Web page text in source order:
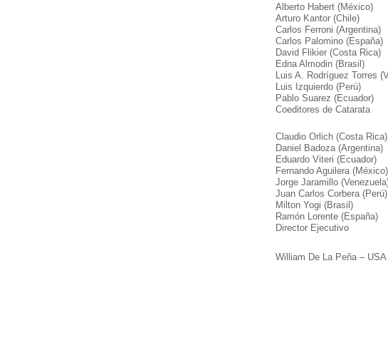
Alberto Habert (México)
Arturo Kantor (Chile)
Carlos Ferroni (Argentina)
Carlos Palomino (España)
David Flikier (Costa Rica)
Edna Almodin (Brasil)
Luis A. Rodríguez Torres
Luis Izquierdo (Perú)
Pablo Suarez (Ecuador)
Coeditores de Catarata
Claudio Orlich (Costa Rica)
Daniel Badoza (Argentina)
Eduardo Viteri (Ecuador)
Fernando Aguilera (México)
Jorge Jaramillo
Juan Carlos Corbera (Perú)
Milton Yogi (Brasil)
Ramón Lorente (España)
Director Ejecutivo
William De La Peña – USA